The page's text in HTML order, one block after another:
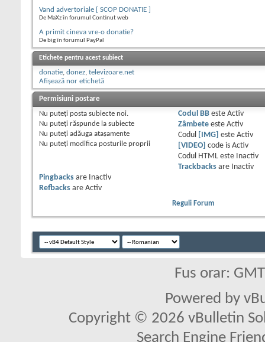
Vand advertoriale [ SCOP DONATIE ]
De MaXz în forumul Continut web
A primit cineva vre-o donatie?
De big în forumul PayPal
Etichete pentru acest subiect
donatie, donez, televizoare.net
Afișează nor etichetă
Permisiuni postare
Nu puteţi posta subiecte noi.
Nu puteţi răspunde la subiecte
Nu puteţi adăuga ataşamente
Nu puteţi modifica posturile proprii
Codul BBeste Activ
Zâmbeteeste Activ
Codul
[IMG] este Activ
[VIDEO]
code is Activ
Codul HTML este
Inactiv
Trackbacksare
Inactiv
Pingbacks are
Inactiv
Refbacks are Activ
Reguli Forum
Fus orar:
Powered by
Copyright © 2026 vBulletin
Search Engine